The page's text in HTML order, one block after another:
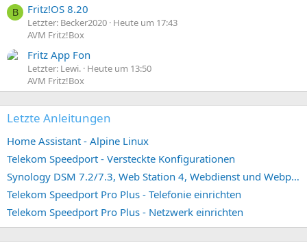
B Fritz!OS 8.20
Letzter: Becker2020 Heute um 17:43
AVM Fritz!Box
Fritz App Fon
Letzter: Lewi. Heute um 13:50
AVM Fritz!Box
Letzte Anleitungen
Home Assistant - Alpine Linux
Telekom Speedport - Versteckte Konfigurationen
Synology DSM 7.2/7.3, Web Station 4, Webdienst und Webportal erstellen (ehemals vHost)
Telekom Speedport Pro Plus - Telefonie einrichten
Telekom Speedport Pro Plus - Netzwerk einrichten